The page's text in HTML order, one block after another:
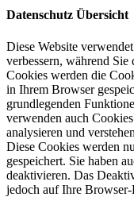
Datenschutz Übersicht
Diese Website
verbessern, während
Cookies werden die
in Ihrem Browser
grundlegenden
verwenden auch
analysieren und
Diese Cookies werden
gespeichert. Sie haben
deaktivieren. Das
jedoch auf Ihre